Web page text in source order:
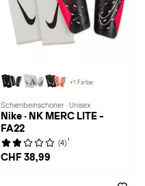
+1 Farbe
Schienbeinschoner · Unisex
Nike · NK MERC LITE -
FA22
(4) 1
CHF 38,99